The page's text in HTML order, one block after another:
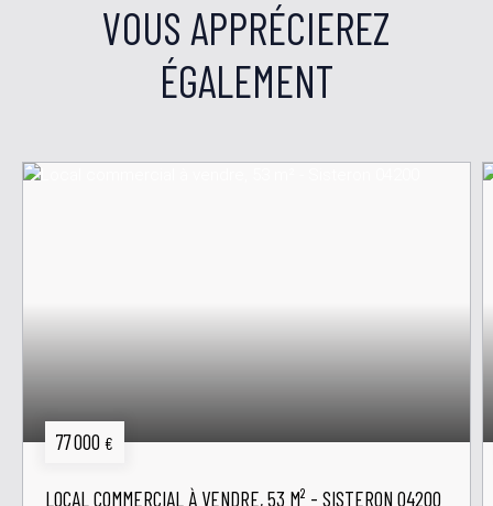
VOUS APPRÉCIEREZ
ÉGALEMENT
77 000 €
LOCAL COMMERCIAL À VENDRE, 53 M² - SISTERON 04200